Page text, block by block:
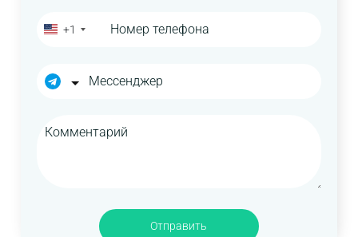
+1
Отправить